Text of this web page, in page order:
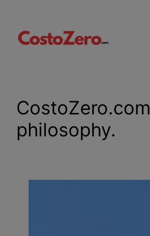
contenuto
CostoZero.com
philosophy.